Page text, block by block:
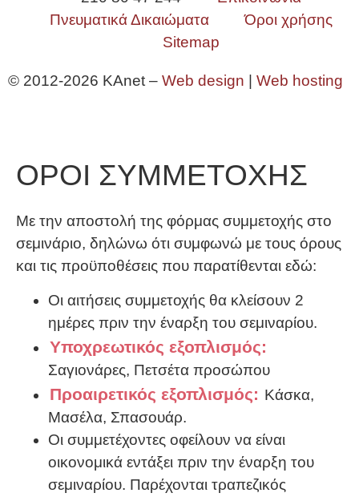
Πνευματικά Δικαιώματα
Όροι χρήσης
Sitemap
© 2012-2026 KAnet – Web design Web hosting
ΟΡΟΙ ΣΥΜΜΕΤΟΧΗΣ
Με την αποστολή της φόρμας συμμετοχής στο
σεμινάριο, δηλώνω ότι συμφωνώ με τους όρους
και τις προϋποθέσεις που παρατίθενται εδώ:
Οι αιτήσεις συμμετοχής θα κλείσουν 2
ημέρες πριν την έναρξη του σεμιναρίου.
Υποχρεωτικός εξοπλισμός:
Σαγιονάρες, Πετσέτα προσώπου
Προαιρετικός εξοπλισμός: Κάσκα,
Μασέλα, Σπασουάρ.
Οι συμμετέχοντες οφείλουν να είναι
οικονομικά εντάξει πριν την έναρξη του
σεμιναρίου. Παρέχονται τραπεζικός